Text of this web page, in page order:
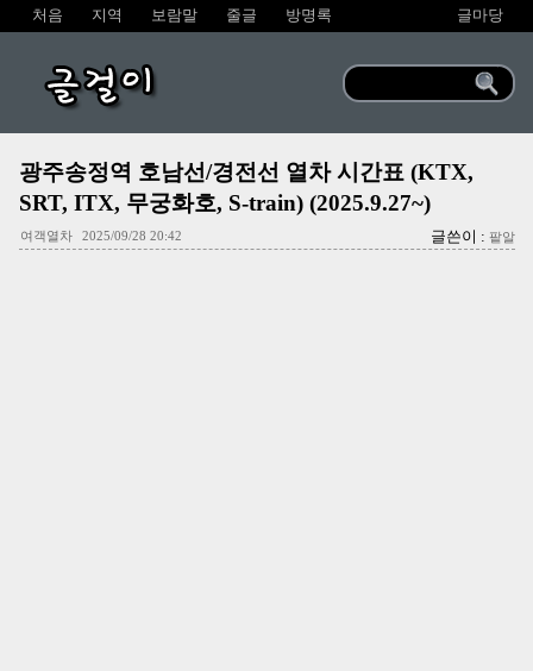
처음 지역 보람말 줄글 방명록 글마당
글걸이
광주송정역 호남선/경전선 열차 시간표 (KTX,
SRT, ITX, 무궁화호, S-train) (2025.9.27~)
여객열차 2025/09/28 20:42 글쓴이 : 팥알